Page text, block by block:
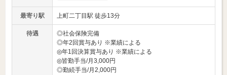
最寄り駅 上町二丁目駅 徒歩13分
待遇
◎社会保険完備
◎年2回賞与あり ※業績による
◎年1回決算賞与あり ※業績による
◎皆勤手当/月3,000円
◎勤続手当/月2,000円